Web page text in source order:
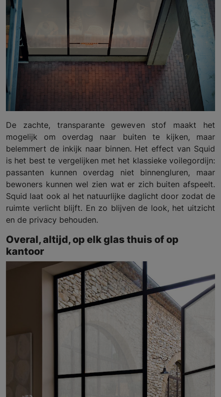
De zachte, transparante geweven stof maakt het
mogelijk om overdag naar buiten te kijken, maar
belemmert de inkijk naar binnen. Het effect van Squid
is het best te vergelijken met het klassieke voilegordijn:
passanten kunnen overdag niet binnengluren, maar
bewoners kunnen wel zien wat er zich buiten afspeelt.
Squid laat ook al het natuurlijke daglicht door zodat de
ruimte verlicht blijft. En zo blijven de look, het uitzicht
en de privacy behouden.
Overal, altijd, op elk glas thuis of op
kantoor